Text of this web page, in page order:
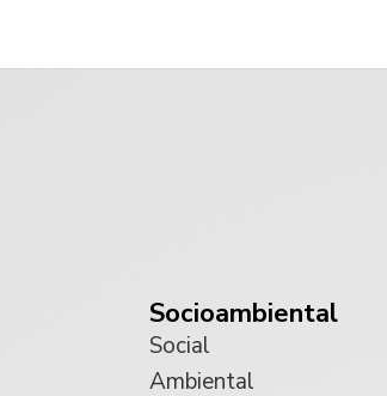
Socioambiental
Social
Ambiental